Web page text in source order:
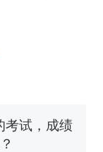
，40万以